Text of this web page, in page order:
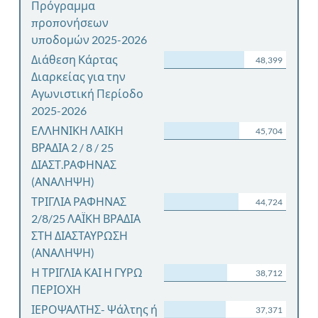
Πρόγραμμα
προπονήσεων
υποδομών 2025-2026
Διάθεση Κάρτας
Διαρκείας για την
Αγωνιστική Περίοδο
2025-2026
48,399
ΕΛΛΗΝΙΚΗ ΛΑΙΚΗ
ΒΡΑΔΙΑ 2 / 8 / 25
ΔΙΑΣΤ.ΡΑΦΗΝΑΣ
(ΑΝΑΛΗΨΗ)
45,704
ΤΡΙΓΛΙΑ ΡΑΦΗΝΑΣ
2/8/25 ΛΑΪΚΗ ΒΡΑΔΙΑ
ΣΤΗ ΔΙΑΣΤΑΥΡΩΣΗ
(ΑΝΑΛΗΨΗ)
44,724
Η ΤΡΙΓΛΙΑ ΚΑΙ Η ΓΥΡΩ
ΠΕΡΙΟΧΗ
38,712
ΙΕΡΟΨΑΛΤΗΣ- Ψάλτης ή
37,371